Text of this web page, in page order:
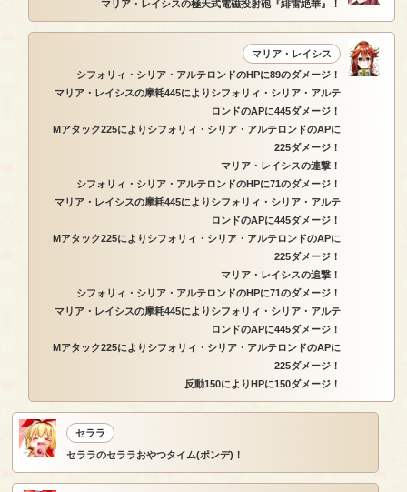
マリア・レイシスの極天式電磁投射砲『緋雷絶華』！
マリア・レイシス
シフォリィ・シリア・アルテロンドのHPに89のダメージ！
マリア・レイシスの摩耗445によりシフォリィ・シリア・アルテ
ロンドのAPに445ダメージ！
Mアタック225によりシフォリィ・シリア・アルテロンドのAPに
225ダメージ！
マリア・レイシスの連撃！
シフォリィ・シリア・アルテロンドのHPに71のダメージ！
マリア・レイシスの摩耗445によりシフォリィ・シリア・アルテ
ロンドのAPに445ダメージ！
Mアタック225によりシフォリィ・シリア・アルテロンドのAPに
225ダメージ！
マリア・レイシスの追撃！
シフォリィ・シリア・アルテロンドのHPに71のダメージ！
マリア・レイシスの摩耗445によりシフォリィ・シリア・アルテ
ロンドのAPに445ダメージ！
Mアタック225によりシフォリィ・シリア・アルテロンドのAPに
225ダメージ！
反動150によりHPに150ダメージ！
セララ
セララのセララおやつタイム(ポンデ)！